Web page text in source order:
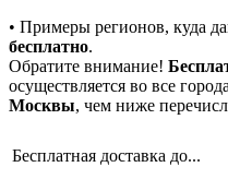
• Примеры регионов, куда
бесплатно.
Обратите внимание!
осуществляется во все
Москвы, чем ниже
Бесплатная доставка до...